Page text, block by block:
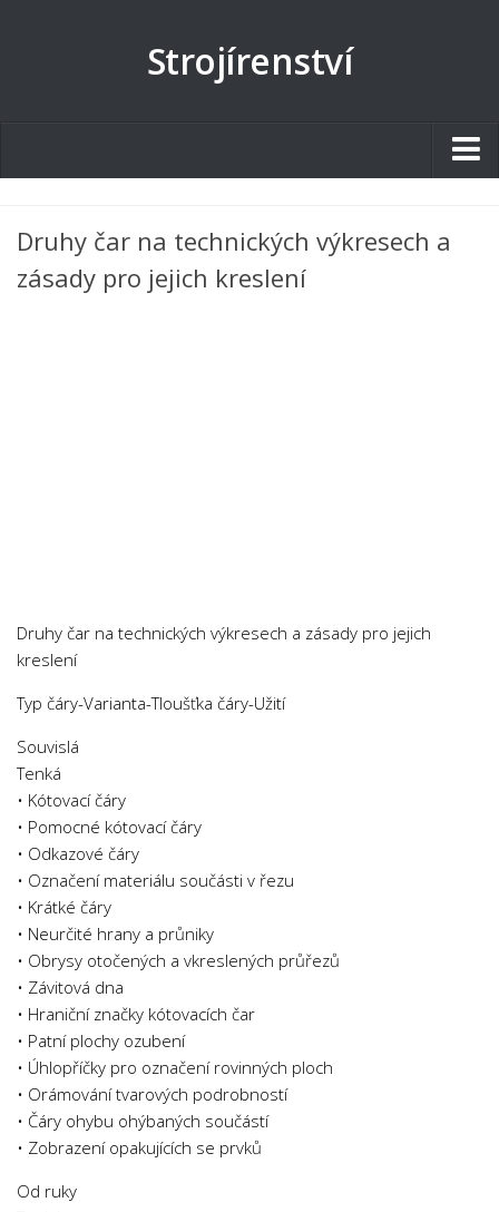
Strojírenství
Tematické okruhy
Angličtina
Jazyky
Management
Marketing
Němčina
Občanská nauka
Pedagogika
Právo
Psychologie a Sociologie
Společenské vědy
Technika
Účetnictví
Zdravotnictví
Zeměpis
Druhy čar na technických výkresech a
zásady pro jejich kreslení
Druhy čar na technických výkresech a zásady pro jejich
kreslení
Typ čáry-Varianta-Tloušťka čáry-Užití
Souvislá
Tenká
• Kótovací čáry
• Pomocné kótovací čáry
• Odkazové čáry
• Označení materiálu součásti v řezu
• Krátké čáry
• Neurčité hrany a průniky
• Obrysy otočených a vkreslených průřezů
• Závitová dna
• Hraniční značky kótovacích čar
• Patní plochy ozubení
• Úhlopříčky pro označení rovinných ploch
• Orámování tvarových podrobností
• Čáry ohybu ohýbaných součástí
• Zobrazení opakujících se prvků
Od ruky